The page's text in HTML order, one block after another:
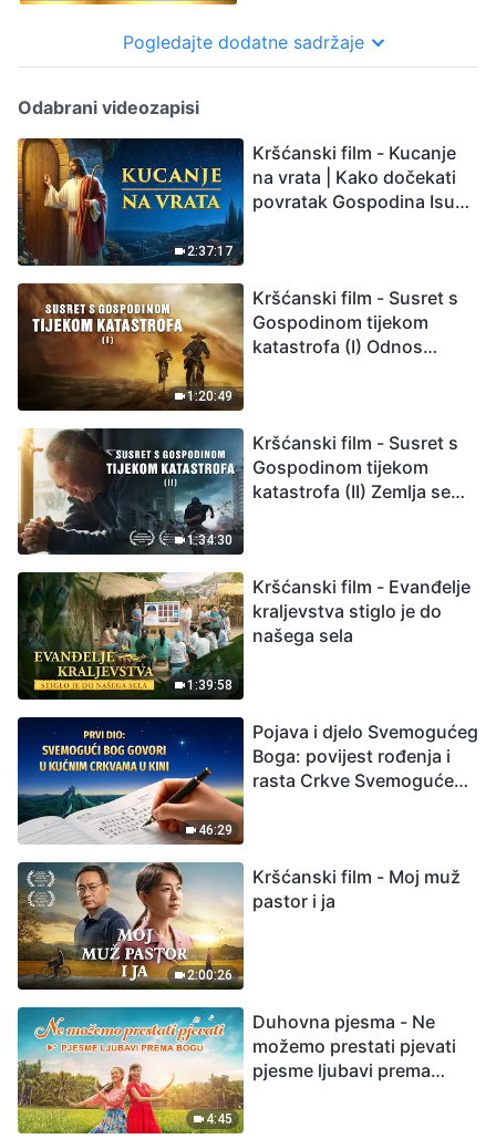
Pogledajte dodatne sadržaje
Odabrani videozapisi
2:37:17
Kršćanski film - Kucanje
na vrata | Kako dočekati
povratak Gospodina Isusa
1:20:49
Kršćanski film - Susret s
Gospodinom tijekom
katastrofa (I) Odnos
1:34:30
Kršćanski film - Susret s
Gospodinom tijekom
katastrofa (II) Zemlja se
1:39:58
Kršćanski film - Evanđelje
kraljevstva stiglo je do
našega sela
46:29
Pojava i djelo Svemogućeg
Boga: povijest rođenja i
rasta Crkve Svemogućeg
2:00:26
Kršćanski film - Moj muž
pastor i ja
4:45
Duhovna pjesma - Ne
možemo prestati pjevati
pjesme ljubavi prema